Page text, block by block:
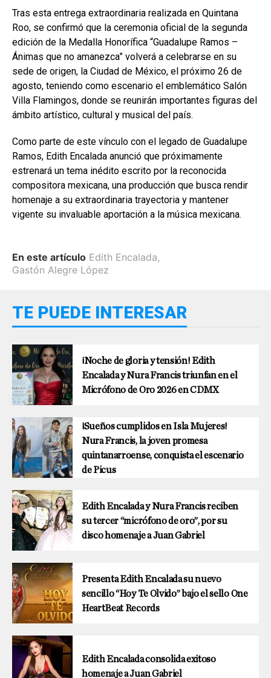
Tras esta entrega extraordinaria realizada en Quintana
Roo, se confirmó que la ceremonia oficial de la segunda
edición de la Medalla Honorífica “Guadalupe Ramos –
Ánimas que no amanezca” volverá a celebrarse en su
sede de origen, la Ciudad de México, el próximo 26 de
agosto, teniendo como escenario el emblemático Salón
Villa Flamingos, donde se reunirán importantes figuras del
ámbito artístico, cultural y musical del país.
Como parte de este vínculo con el legado de Guadalupe
Ramos, Edith Encalada anunció que próximamente
estrenará un tema inédito escrito por la reconocida
compositora mexicana, una producción que busca rendir
homenaje a su extraordinaria trayectoria y mantener
vigente su invaluable aportación a la música mexicana.
En este artículo Edith Encalada,
Gastón Alegre López
TE PUEDE INTERESAR
¡Noche de gloria y tensión! Edith
Encalada y Nura Francis triunfan en el
Micrófono de Oro 2026 en CDMX
¡Sueños cumplidos en Isla Mujeres!
Nura Francis, la joven promesa
quintanarroense, conquista el escenario
de Picus
Edith Encalada y Nura Francis reciben
su tercer “micrófono de oro”, por su
disco homenaje a Juan Gabriel
Presenta Edith Encalada su nuevo
sencillo “Hoy Te Olvido” bajo el sello One
HeartBeat Records
Edith Encalada consolida exitoso
homenaje a Juan Gabriel